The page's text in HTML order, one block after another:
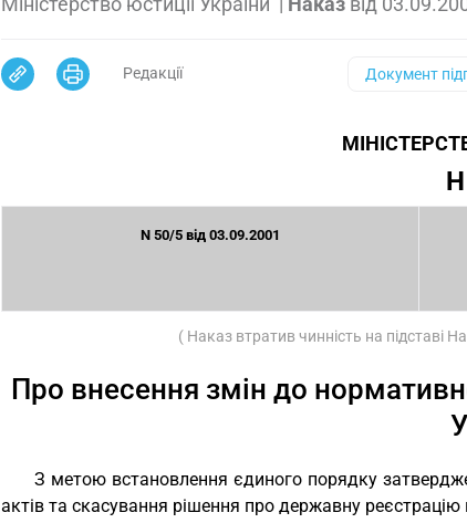
Редакції Документ
N 50/5 від 03.09.2001
( Наказ втратив чинність на підставі
Про внесення змін до
З метою встановлення єдиного порядку
актів та скасування рішення про державну